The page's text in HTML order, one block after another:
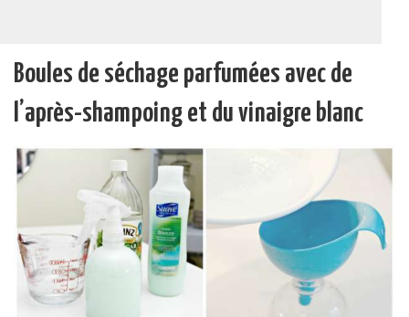
Boules de séchage parfumées avec de
l’après-shampoing et du vinaigre blanc